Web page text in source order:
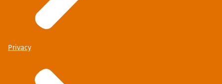
Privacy